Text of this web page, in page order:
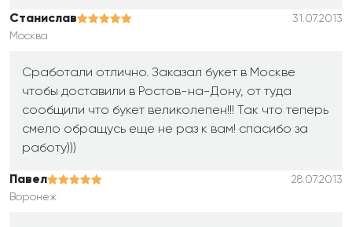
Станислав
31.07.2013
Москва
Сработали отлично. Заказал букет в Москве
чтобы доставили в Ростов-на-Дону, от туда
сообщили что букет великолепен!!! Так что теперь
смело обращусь еще не раз к вам! спасибо за
работу)))
Павел
28.07.2013
Воронеж